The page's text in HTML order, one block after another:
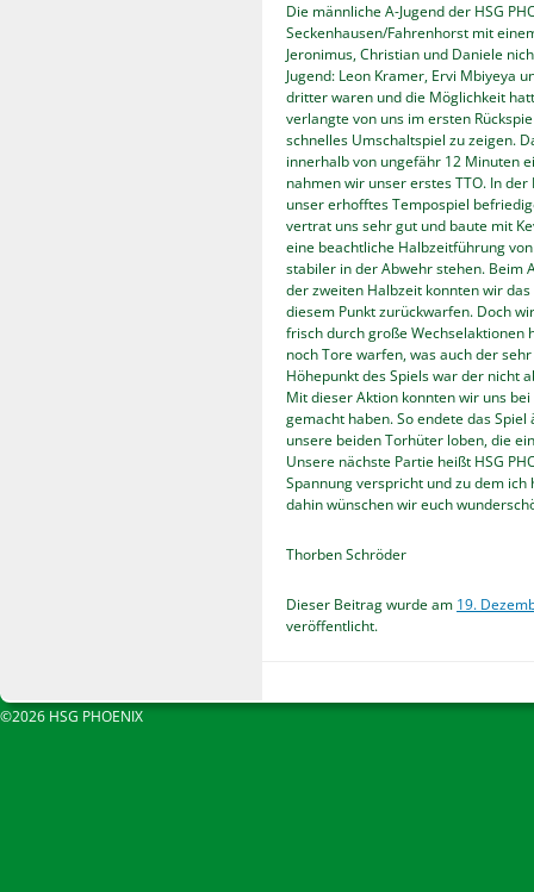
Die männliche A-Jugend der HSG
Seckenhausen/Fahrenhorst mit
Jeronimus, Christian und Daniele
Jugend: Leon Kramer, Ervi Mbiyeya
dritter waren und die Möglichkeit
verlangte von uns im ersten
schnelles Umschaltspiel zu zeigen.
innerhalb von ungefähr 12 Minuten
nahmen wir unser erstes TTO. In
unser erhofftes Tempospiel
vertrat uns sehr gut und baute mit
eine beachtliche Halbzeitführung
stabiler in der Abwehr stehen. Beim
der zweiten Halbzeit konnten wir
diesem Punkt zurückwarfen. Doch
frisch durch große Wechselaktionen
noch Tore warfen, was auch der
Höhepunkt des Spiels war der nicht
Mit dieser Aktion konnten wir uns
gemacht haben. So endete das
unsere beiden Torhüter loben, die
Unsere nächste Partie heißt HSG
Spannung verspricht und zu dem
dahin wünschen wir euch
Thorben Schröder
Dieser Beitrag wurde am 19.
veröffentlicht.
©2026 HSG PHOENIX